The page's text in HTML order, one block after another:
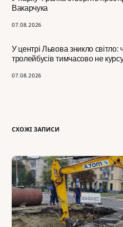
Вакарчука
07.08.2026
У центрі Львова зникло світло:
тролейбусів тимчасово не
07.08.2026
СХОЖІ ЗАПИСИ